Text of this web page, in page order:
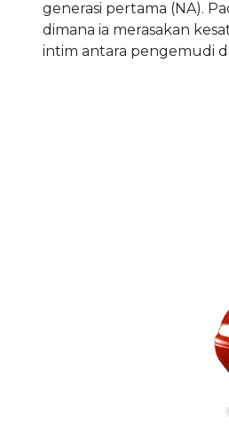
generasi pertama (NA).
dimana ia merasakan
intim antara pengemudi